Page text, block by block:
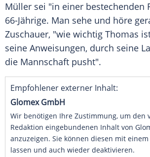
Müller sei "in einer bestechenden
66-Jährige. Man sehe und höre
Zuschauer, "wie wichtig Thomas
seine Anweisungen, durch seine
die Mannschaft pusht".
Empfohlener externer Inhalt:
Glomex GmbH
Wir benötigen Ihre Zustimmung, um den
Redaktion eingebundenen Inhalt von
anzuzeigen. Sie können diesen mit
lassen und auch wieder deaktivieren.